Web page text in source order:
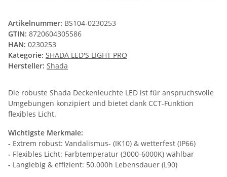
Artikelnummer: BS104-0230253
GTIN: 8720604305586
HAN: 0230253
Kategorie: SHADA LED'S LIGHT PRO
Hersteller: Shada
Die robuste Shada Deckenleuchte LED ist für anspruchsvolle
Umgebungen konzipiert und bietet dank CCT-Funktion
flexibles Licht.
Wichtigste Merkmale:
- Extrem robust: Vandalismus- (IK10) & wetterfest (IP66)
- Flexibles Licht: Farbtemperatur (3000-6000K) wählbar
- Langlebig & effizient: 50.000h Lebensdauer (L90)